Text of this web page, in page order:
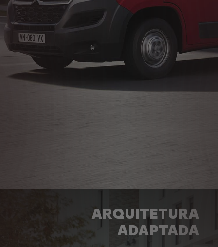
ARQUITETURA
ADAPTADA